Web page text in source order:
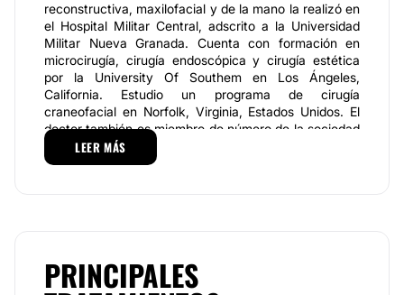
reconstructiva, maxilofacial y de la mano la realizó en
el Hospital Militar Central, adscrito a la Universidad
Militar Nueva Granada. Cuenta con formación en
microcirugía, cirugía endoscópica y cirugía estética
por la University Of Southem en Los Ángeles,
California. Estudio un programa de cirugía
craneofacial en Norfolk, Virginia, Estados Unidos. El
doctor también es miembro de número de la sociedad
colombiana de cirugía Plástica y de la de la
Federación Ibero Latinoamericana de Cirugía Plástica
Roma (Italia); Tomsk (Rusia).
LEER MÁS
PRINCIPALES